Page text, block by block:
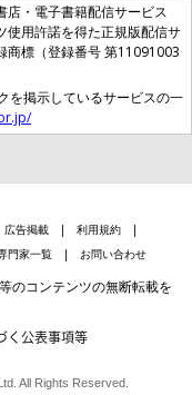
て成犬期、シニア期で
いました。実際に、
のでしょうか？
店・電子書籍配信サービス
使用許諾を得た正規版配信サ
商標（登録番号 第11091003
を掲示しているサービスの一
広告掲載
利用規約
門家一覧 お問い合わせ
のコンテンツの無断転載を
く公表事項等
All Rights Reserved.